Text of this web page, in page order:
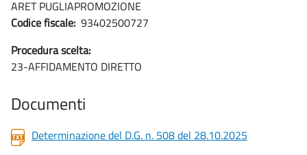
ARET PUGLIAPROMOZIONE
Codice fiscale: 93402500727
Procedura scelta:
23-AFFIDAMENTO DIRETTO
Documenti
Determinazione del D.G. n. 508 del 28.10.2025